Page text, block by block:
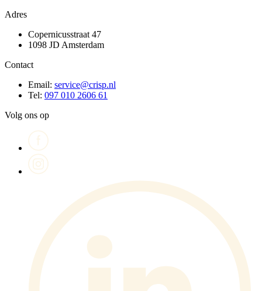
Adres
Copernicusstraat 47
1098 JD Amsterdam
Contact
Email: service@crisp.nl
Tel: 097 010 2606 61
Volg ons op